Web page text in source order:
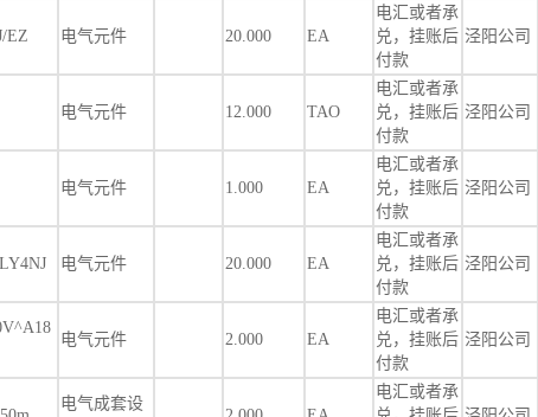
EZ 电气元件 20.000 EA
电汇或者承
兑，挂账后
付款
泾阳公司
电气元件 12.000 TAO
电汇或者承
兑，挂账后
付款
泾阳公司
电气元件 1.000 EA
电汇或者承
兑，挂账后
付款
泾阳公司
电气元件 20.000 EA
电汇或者承
兑，挂账后
付款
泾阳公司
电气元件 2.000 EA
电汇或者承
兑，挂账后
付款
泾阳公司
电气成套设
电汇或者承